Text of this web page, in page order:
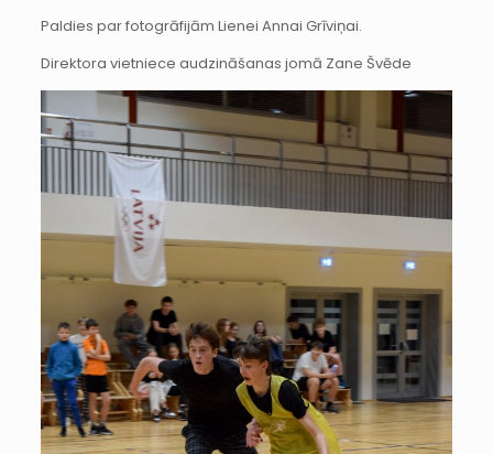
Paldies par fotogrāfijām Lienei Annai Grīviņai.
Direktora vietniece audzināšanas jomā Zane Švēde